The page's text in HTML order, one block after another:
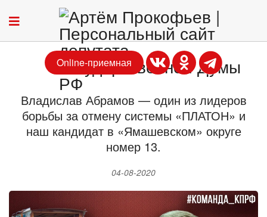
Online-приемная
Владислав Абрамов — один из лидеров
борьбы за отмену системы «ПЛАТОН» и
наш кандидат в «Ямашевском» округе
номер 13.
04-08-2020